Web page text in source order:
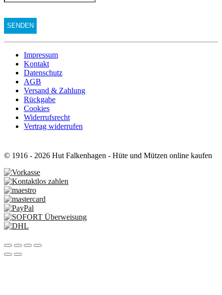
Impressum
Kontakt
Datenschutz
AGB
Versand & Zahlung
Rückgabe
Cookies
Widerrufsrecht
Vertrag widerrufen
© 1916 - 2026 Hut Falkenhagen - Hüte und Mützen online kaufen